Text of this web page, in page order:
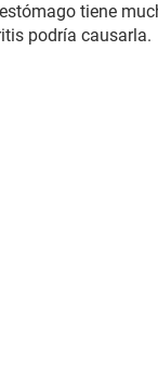
tiene
podría causarla.